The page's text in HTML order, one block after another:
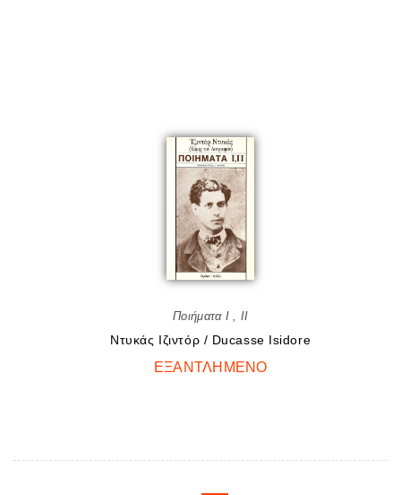
Ποιήματα I , II
Ντυκάς Ιζιντόρ / Ducasse Isidore
ΕΞΑΝΤΛΗΜΈΝΟ